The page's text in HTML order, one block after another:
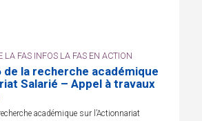
LA FAS INFOS LA FAS EN ACTION
de la recherche académique
Salarié – Appel à travaux
académique sur l’Actionnariat